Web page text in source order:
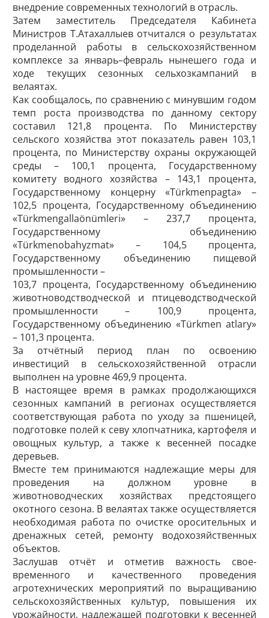
внедрение современных технологий в отрасль.
Затем заместитель Председателя Кабинета
Министров Т.Атахаллыев отчитался о результатах
проделанной работы в сельскохозяйственном
комплексе за январь–февраль нынешего года и
ходе текущих сезонных сельхозкампаний в
велаятах.
Как сообщалось, по сравнению с минувшим годом
темп роста производства по данному сектору
составил 121,8 процента. По Министерству
сельского хозяйства этот показатель равен 103,1
процента, по Министерству охраны окружающей
среды – 100,1 процента, Государственному
комитету водного хозяйства – 143,1 процента,
Государственному концерну «Türkmenpagta» –
102,5 процента, Государственному объединению
«Türkmengallaönümleri» – 237,7 процента,
Государственному объединению
«Türkmenobahyzmat» – 104,5 процента,
Государственному объединению пищевой
промышленности –
103,7 процента, Государственному объединению
животноводстводческой и птицеводстводческой
промышленности – 100,9 процента,
Государственному объединению «Türkmen atlary»
– 101,3 процента.
За отчётный период план по освоению
инвестиций в сельскохозяйственной отрасли
выполнен на уровне 469,9 процента.
В настоящее время в рамках продолжающихся
сезонных кампаний в регионах осуществляется
соответствующая работа по уходу за пшеницей,
подготовке полей к севу хлопчатника, картофеля и
овощных культур, а также к весенней посадке
деревьев.
Вместе тем принимаются надлежащие меры для
проведения на должном уровне в
животноводческих хозяйствах предстоящего
окотного сезона. В велаятах также осуществляется
необходимая работа по очистке оросительных и
дренажных сетей, ремонту водохозяйственных
объектов.
Заслушав отчёт и отметив важность свое­
временного и качественного проведения
агротехнических мероприятий по выращиванию
сельскохозяйственных культур, повышения их
урожайности, надлежащей подготовки к весенней